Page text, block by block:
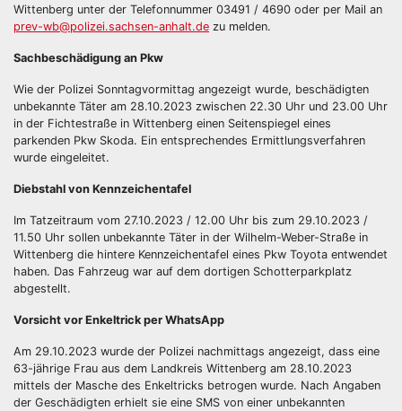
Wittenberg unter der Telefonnummer 03491 / 4690 oder per Mail an
prev-wb@polizei.sachsen-anhalt.de zu melden.
Sachbeschädigung an Pkw
Wie der Polizei Sonntagvormittag angezeigt wurde, beschädigten
unbekannte Täter am 28.10.2023 zwischen 22.30 Uhr und 23.00 Uhr
in der Fichtestraße in Wittenberg einen Seitenspiegel eines
parkenden Pkw Skoda. Ein entsprechendes Ermittlungsverfahren
wurde eingeleitet.
Diebstahl von Kennzeichentafel
Im Tatzeitraum vom 27.10.2023 / 12.00 Uhr bis zum 29.10.2023 /
11.50 Uhr sollen unbekannte Täter in der Wilhelm-Weber-Straße in
Wittenberg die hintere Kennzeichentafel eines Pkw Toyota entwendet
haben. Das Fahrzeug war auf dem dortigen Schotterparkplatz
abgestellt.
Vorsicht vor Enkeltrick per WhatsApp
Am 29.10.2023 wurde der Polizei nachmittags angezeigt, dass eine
63-jährige Frau aus dem Landkreis Wittenberg am 28.10.2023
mittels der Masche des Enkeltricks betrogen wurde. Nach Angaben
der Geschädigten erhielt sie eine SMS von einer unbekannten